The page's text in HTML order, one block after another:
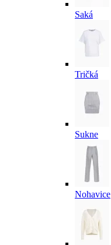
Saká
Tričká
Sukne
Nohavice